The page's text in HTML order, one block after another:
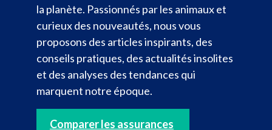
la planète. Passionnés par les animaux et
curieux des nouveautés, nous vous
proposons des articles inspirants, des
conseils pratiques, des actualités insolites
et des analyses des tendances qui
marquent notre époque.
Comparer les assurances